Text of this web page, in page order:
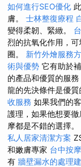
如何進行SEO優化
膚。 士林整復療程
變得柔韌、緊緻。
烈的抗氧化作用，
圈。 新竹外燴服務
術與優勢 它有助於
的產品和優質的服
龍的先決條件是優
收服務 如果我們的
護理，如果他想要
摩都是不錯的選擇。
私人居家清潔方案
和嫩膚專家 台中按
有 牆壁漏水的處理